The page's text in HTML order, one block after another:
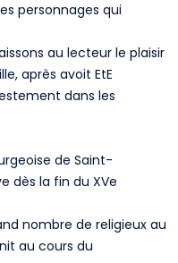
personnages qui
au lecteur le plaisir
après avoit EtE
dans les
de Saint-
dès la fin du XVe
nombre de religieux au
au cours du